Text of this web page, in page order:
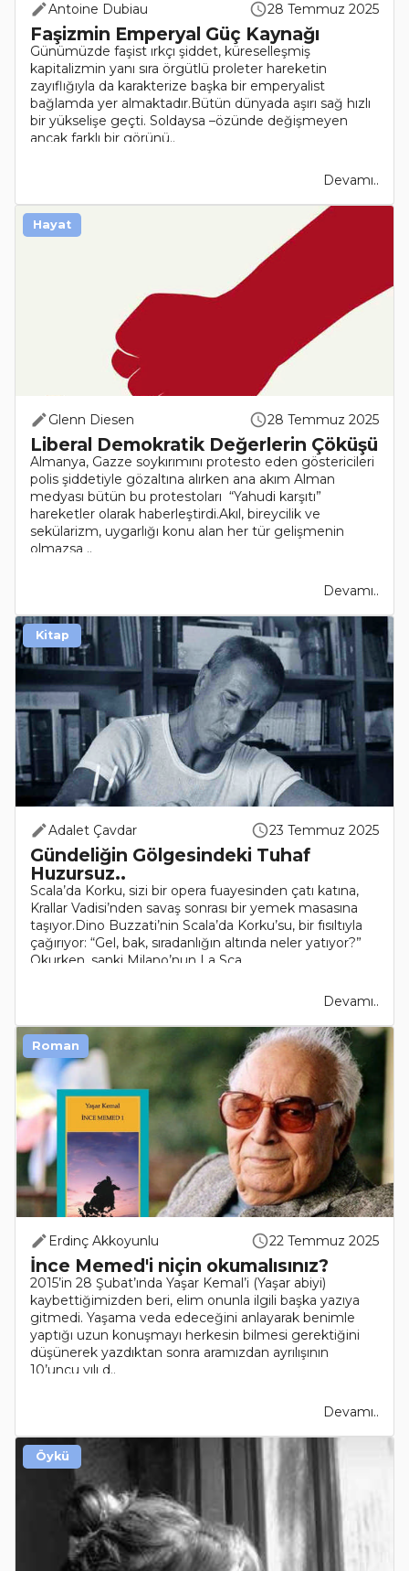
Antoine Dubiau 28 Temmuz 2025
Faşizmin Emperyal Güç Kaynağı
Günümüzde faşist ırkçı şiddet, küreselleşmiş
kapitalizmin yanı sıra örgütlü proleter hareketin
zayıflığıyla da karakterize başka bir emperyalist
bağlamda yer almaktadır.Bütün dünyada aşırı sağ hızlı
bir yükselişe geçti. Soldaysa –özünde değişmeyen
ancak farklı bir görünü..
Devamı..
Glenn Diesen 28 Temmuz 2025
Liberal Demokratik Değerlerin Çöküşü
Almanya, Gazze soykırımını protesto eden göstericileri
polis şiddetiyle gözaltına alırken ana akım Alman
medyası bütün bu protestoları “Yahudi karşıtı”
hareketler olarak haberleştirdi.Akıl, bireycilik ve
sekülarizm, uygarlığı konu alan her tür gelişmenin
olmazsa ..
Devamı..
Hayat
Adalet Çavdar 23 Temmuz 2025
Gündeliğin Gölgesindeki Tuhaf
Huzursuz..
Scala’da Korku, sizi bir opera fuayesinden çatı katına,
Krallar Vadisi’nden savaş sonrası bir yemek masasına
taşıyor.Dino Buzzati’nin Scala’da Korku’su, bir fısıltıyla
çağırıyor: “Gel, bak, sıradanlığın altında neler yatıyor?”
Okurken, sanki Milano’nun La Sca..
Devamı..
Kitap
Erdinç Akkoyunlu 22 Temmuz 2025
İnce Memed'i niçin okumalısınız?
2015’in 28 Şubat’ında Yaşar Kemal’i (Yaşar abiyi)
kaybettiğimizden beri, elim onunla ilgili başka yazıya
gitmedi. Yaşama veda edeceğini anlayarak benimle
yaptığı uzun konuşmayı herkesin bilmesi gerektiğini
düşünerek yazdıktan sonra aramızdan ayrılışının
10’uncu yılı d..
Devamı..
Roman
Öykü